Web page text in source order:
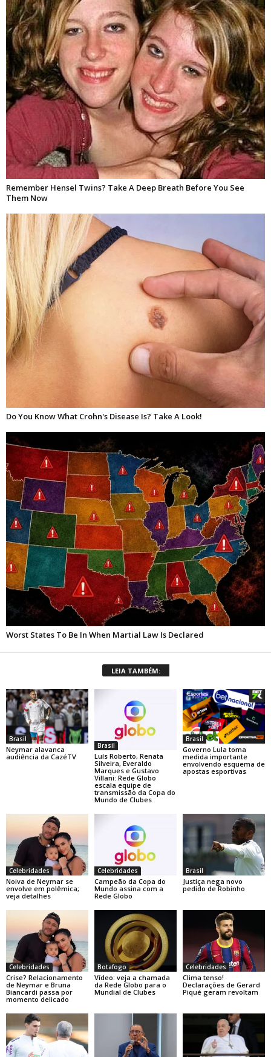
LEIA TAMBÉM:
Brasil
Neymar alavanca
audiência da CazéTV
Brasil
Luís Roberto, Renata
Silveira, Everaldo
Marques e Gustavo
Villani: Rede Globo
escala equipe de
transmissão da Copa do
Mundo de Clubes
Brasil
Governo Lula toma
medida importante
envolvendo esquema de
apostas esportivas
Celebridades
Noiva de Neymar se
envolve em polêmica;
veja detalhes
Celebridades
Campeão da Copa do
Mundo assina com a
Rede Globo
Brasil
Justiça nega novo
pedido de Robinho
Celebridades
Crise? Relacionamento
de Neymar e Bruna
Biancardi passa por
momento delicado
Botafogo
Vídeo: veja a chamada
da Rede Globo para o
Mundial de Clubes
Celebridades
Clima tenso!
Declarações de Gerard
Piqué geram revoltam